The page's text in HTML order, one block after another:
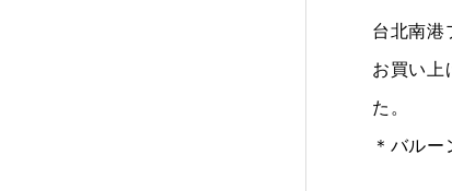
台北南港
お買い上
た。
＊バル